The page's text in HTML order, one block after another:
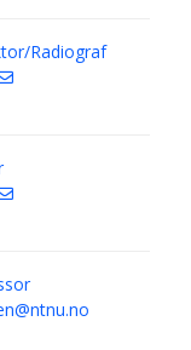
Radiograf